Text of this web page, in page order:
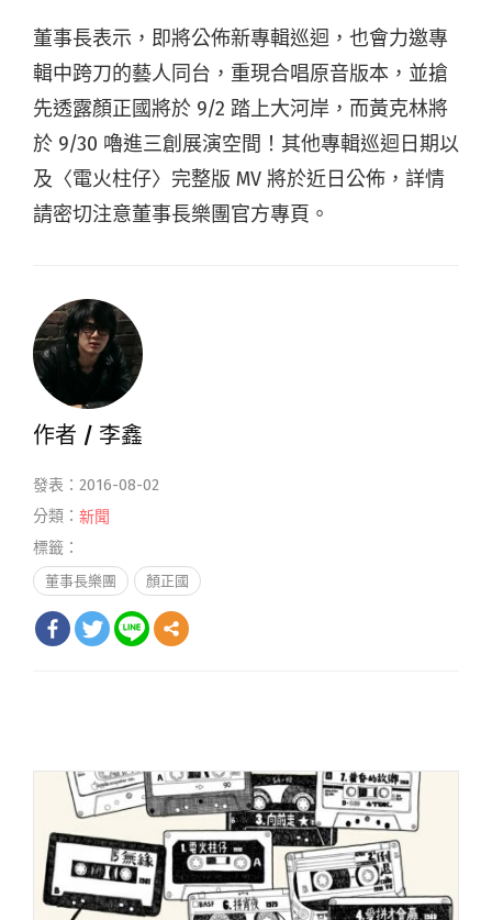
董事長表示，即將公佈新專輯巡迴，也會力邀專
輯中跨刀的藝人同台，重現合唱原音版本，並搶
先透露顏正國將於 9/2 踏上大河岸，而黃克林將
於 9/30 嚕進三創展演空間！其他專輯巡迴日期以
及〈電火柱仔〉完整版 MV 將於近日公佈，詳情
請密切注意董事長樂團官方專頁。
作者 / 李鑫
發表：2016-08-02
分類： 新聞
標籤：
董事長樂團 顏正國